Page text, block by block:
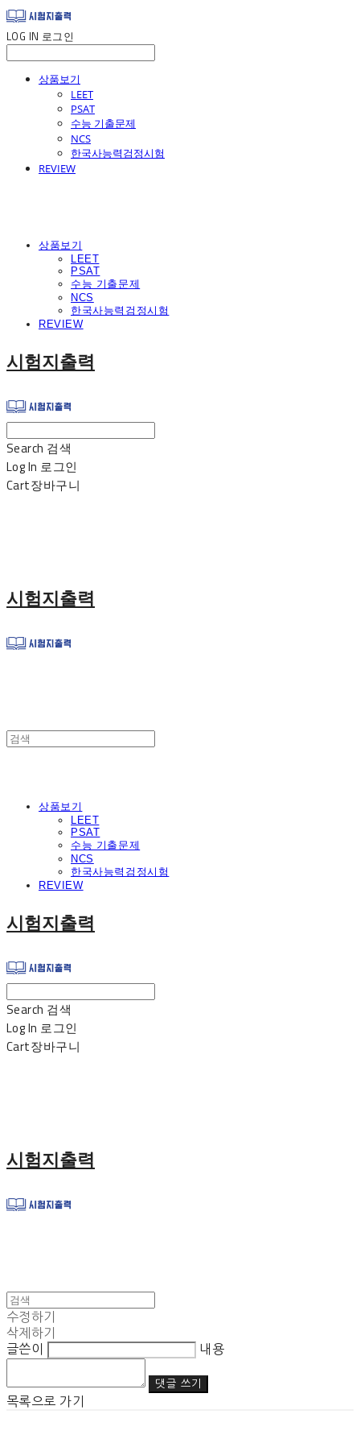
LOG IN 로그인
상품보기
LEET
PSAT
수능 기출문제
NCS
한국사능력검정시험
REVIEW
상품보기
LEET
PSAT
수능 기출문제
NCS
한국사능력검정시험
REVIEW
시험지출력
Search 검색
Log In 로그인
Cart장바구니
시험지출력
상품보기
LEET
PSAT
수능 기출문제
NCS
한국사능력검정시험
REVIEW
시험지출력
Search 검색
Log In 로그인
Cart장바구니
시험지출력
수정하기
삭제하기
글쓴이
내용
댓글 쓰기
목록으로 가기